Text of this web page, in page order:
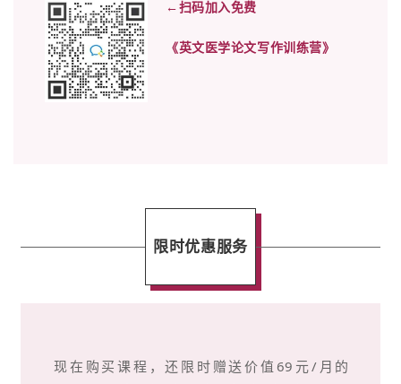
←扫码加入免费
《英文医学论文写作训练营》
限时优惠服务
现在购买课程，还限时赠送价值69元/月的